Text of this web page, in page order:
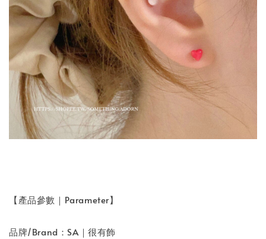
【產品參數｜Parameter】
品牌/Brand：SA｜很有飾